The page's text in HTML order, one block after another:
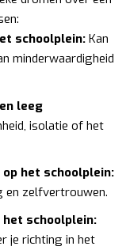
schoolplein: Kan
minderwaardigheid
leeg
isolatie of het
het schoolplein:
en zelfvertrouwen.
het schoolplein:
je richting in het